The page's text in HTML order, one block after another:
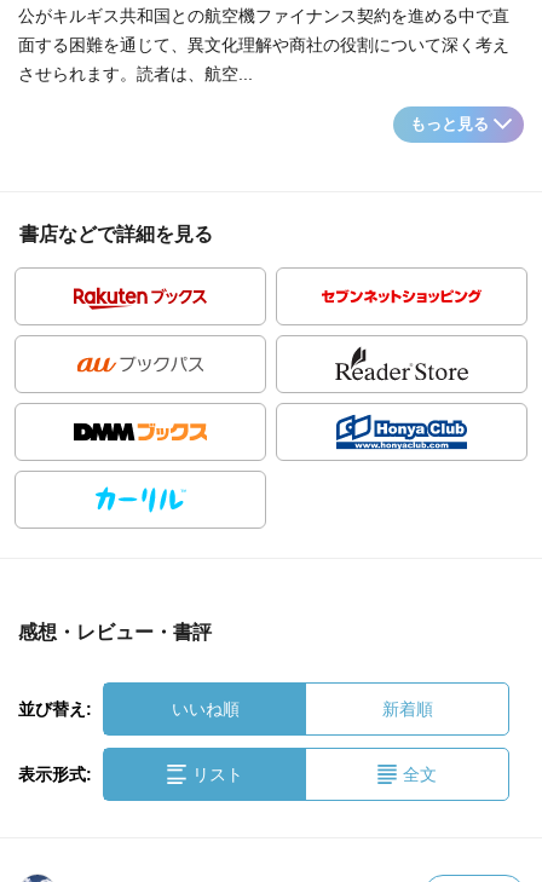
公がキルギス共和国との航空機ファイナンス契約を進める中で直
面する困難を通じて、異文化理解や商社の役割について深く考え
させられます。読者は、航空...
もっと見る
書店などで詳細を見る
感想・レビュー・書評
並び替え: いいね順 新着順
表示形式: リスト 全文